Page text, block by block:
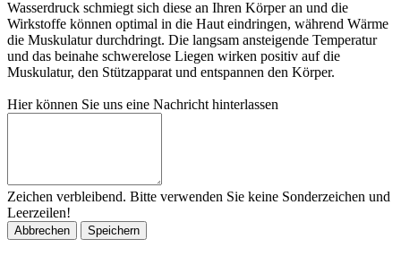
Wasserdruck schmiegt sich diese an Ihren Körper an und die
Wirkstoffe können optimal in die Haut eindringen, während Wärme
die Muskulatur durchdringt. Die langsam ansteigende Temperatur
und das beinahe schwerelose Liegen wirken positiv auf die
Muskulatur, den Stützapparat und entspannen den Körper.
Hier können Sie uns eine Nachricht hinterlassen
Zeichen verbleibend. Bitte verwenden Sie keine Sonderzeichen und
Leerzeilen!
Abbrechen Speichern